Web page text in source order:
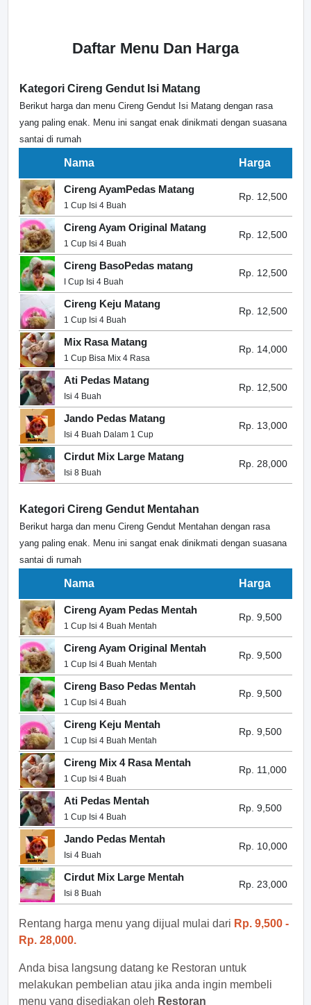
Daftar Menu Dan Harga
Kategori Cireng Gendut Isi Matang
Berikut harga dan menu Cireng Gendut Isi Matang dengan rasa
yang paling enak. Menu ini sangat enak dinikmati dengan suasana
santai di rumah
Nama Harga
Cireng AyamPedas Matang
1 Cup Isi 4 Buah
Rp. 12,500
Cireng Ayam Original Matang
1 Cup Isi 4 Buah
Rp. 12,500
Cireng BasoPedas matang
I Cup Isi 4 Buah
Rp. 12,500
Cireng Keju Matang
1 Cup Isi 4 Buah
Rp. 12,500
Mix Rasa Matang
1 Cup Bisa Mix 4 Rasa
Rp. 14,000
Ati Pedas Matang
Isi 4 Buah
Rp. 12,500
Jando Pedas Matang
Isi 4 Buah Dalam 1 Cup
Rp. 13,000
Cirdut Mix Large Matang
Isi 8 Buah
Rp. 28,000
Kategori Cireng Gendut Mentahan
Berikut harga dan menu Cireng Gendut Mentahan dengan rasa
yang paling enak. Menu ini sangat enak dinikmati dengan suasana
santai di rumah
Nama Harga
Cireng Ayam Pedas Mentah
1 Cup Isi 4 Buah Mentah
Rp. 9,500
Cireng Ayam Original Mentah
1 Cup Isi 4 Buah Mentah
Rp. 9,500
Cireng Baso Pedas Mentah
1 Cup Isi 4 Buah
Rp. 9,500
Cireng Keju Mentah
1 Cup Isi 4 Buah Mentah
Rp. 9,500
Cireng Mix 4 Rasa Mentah
1 Cup Isi 4 Buah
Rp. 11,000
Ati Pedas Mentah
1 Cup Isi 4 Buah
Rp. 9,500
Jando Pedas Mentah
Isi 4 Buah
Rp. 10,000
Cirdut Mix Large Mentah
Isi 8 Buah
Rp. 23,000
Rentang harga menu yang dijual mulai dari Rp. 9,500 -
Rp. 28,000.
Anda bisa langsung datang ke Restoran untuk
melakukan pembelian atau jika anda ingin membeli
menu yang disediakan oleh Restoran